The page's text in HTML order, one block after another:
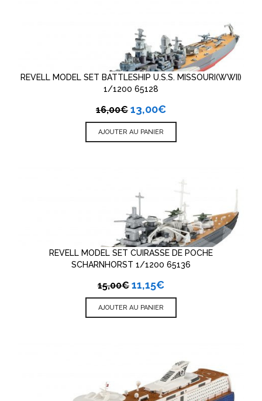
REVELL MODEL SET BATTLESHIP U.S.S. MISSOURI(WWII)
1/1200 65128
16,00€ 13,00€
AJOUTER AU PANIER
REVELL MODEL SET CUIRASSE DE POCHE
SCHARNHORST 1/1200 65136
15,00€ 11,15€
AJOUTER AU PANIER